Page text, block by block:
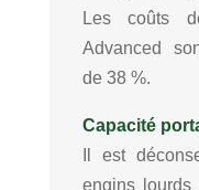
Les coûts
Advanced
de 38 %.
Capacité
Il est
engins lourds